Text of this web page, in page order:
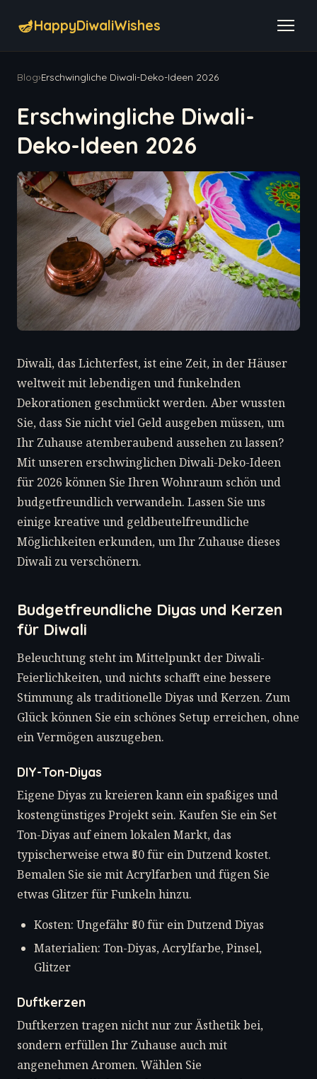
🪔HappyDiwaliWishes
Blog›Erschwingliche Diwali-Deko-Ideen 2026
Erschwingliche Diwali-
Deko-Ideen 2026
Diwali, das Lichterfest, ist eine Zeit, in der Häuser
weltweit mit lebendigen und funkelnden
Dekorationen geschmückt werden. Aber wussten
Sie, dass Sie nicht viel Geld ausgeben müssen, um
Ihr Zuhause atemberaubend aussehen zu lassen?
Mit unseren erschwinglichen Diwali-Deko-Ideen
für 2026 können Sie Ihren Wohnraum schön und
budgetfreundlich verwandeln. Lassen Sie uns
einige kreative und geldbeutelfreundliche
Möglichkeiten erkunden, um Ihr Zuhause dieses
Diwali zu verschönern.
Budgetfreundliche Diyas und Kerzen
für Diwali
Beleuchtung steht im Mittelpunkt der Diwali-
Feierlichkeiten, und nichts schafft eine bessere
Stimmung als traditionelle Diyas und Kerzen. Zum
Glück können Sie ein schönes Setup erreichen, ohne
ein Vermögen auszugeben.
DIY-Ton-Diyas
Eigene Diyas zu kreieren kann ein spaßiges und
kostengünstiges Projekt sein. Kaufen Sie ein Set
Ton-Diyas auf einem lokalen Markt, das
typischerweise etwa ₹50 für ein Dutzend kostet.
Bemalen Sie sie mit Acrylfarben und fügen Sie
etwas Glitzer für Funkeln hinzu.
Kosten: Ungefähr ₹50 für ein Dutzend Diyas
Materialien: Ton-Diyas, Acrylfarbe, Pinsel,
Glitzer
Duftkerzen
Duftkerzen tragen nicht nur zur Ästhetik bei,
sondern erfüllen Ihr Zuhause auch mit
angenehmen Aromen. Wählen Sie